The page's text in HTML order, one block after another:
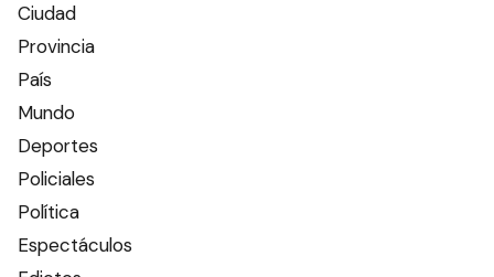
Ciudad
Provincia
País
Mundo
Deportes
Policiales
Política
Espectáculos